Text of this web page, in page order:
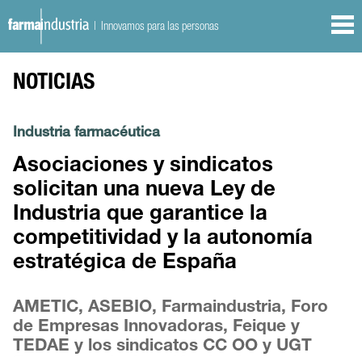
| Innovamos para las personas
NOTICIAS
Industria farmacéutica
Asociaciones y sindicatos
solicitan una nueva Ley de
Industria que garantice la
competitividad y la autonomía
estratégica de España
AMETIC, ASEBIO, Farmaindustria, Foro
de Empresas Innovadoras, Feique y
TEDAE y los sindicatos CC OO y UGT